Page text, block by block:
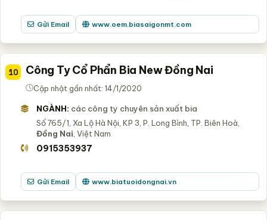
Gửi Email www.oem.biasaigonmt.com
10 Công Ty Cổ Phẩn Bia New Đồng Nai
Cập nhật gần nhất: 14/1/2020
NGÀNH: các công ty chuyên sản xuất bia
Số 765/1, Xa Lộ Hà Nội, KP 3, P. Long Bình, TP. Biên Hoà,
Đồng Nai , Việt Nam
0915353937
Gửi Email www.biatuoidongnai.vn